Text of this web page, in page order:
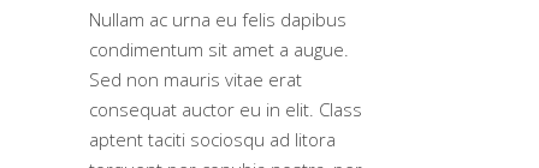
Nullam ac urna eu felis dapibus
condimentum sit amet a augue.
Sed non mauris vitae erat
consequat auctor eu in elit. Class
aptent taciti sociosqu ad litora